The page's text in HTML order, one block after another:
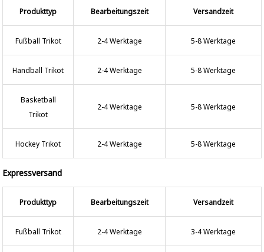
Produkttyp Bearbeitungszeit Versandzeit
Fußball Trikot 2-4 Werktage 5-8 Werktage
Handball Trikot 2-4 Werktage 5-8 Werktage
Basketball
Trikot
2-4 Werktage 5-8 Werktage
Hockey Trikot 2-4 Werktage 5-8 Werktage
Expressversand
Produkttyp Bearbeitungszeit Versandzeit
Fußball Trikot 2-4 Werktage 3-4 Werktage